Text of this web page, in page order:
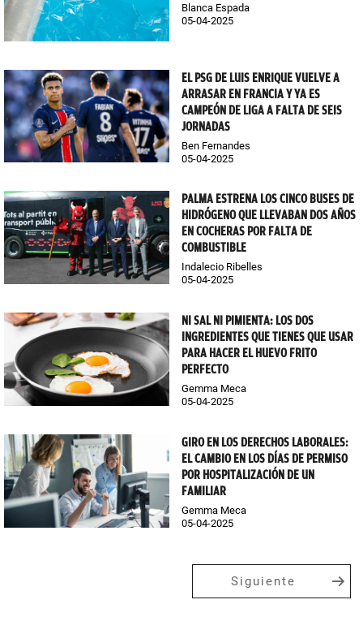
Blanca Espada
05-04-2025
EL PSG DE LUIS ENRIQUE VUELVE A
ARRASAR EN FRANCIA Y YA ES
CAMPEÓN DE LIGA A FALTA DE SEIS
JORNADAS
Ben Fernandes
05-04-2025
PALMA ESTRENA LOS CINCO BUSES DE
HIDRÓGENO QUE LLEVABAN DOS AÑOS
EN COCHERAS POR FALTA DE
COMBUSTIBLE
Indalecio Ribelles
05-04-2025
NI SAL NI PIMIENTA: LOS DOS
INGREDIENTES QUE TIENES QUE USAR
PARA HACER EL HUEVO FRITO
PERFECTO
Gemma Meca
05-04-2025
GIRO EN LOS DERECHOS LABORALES:
EL CAMBIO EN LOS DÍAS DE PERMISO
POR HOSPITALIZACIÓN DE UN
FAMILIAR
Gemma Meca
05-04-2025
Siguiente